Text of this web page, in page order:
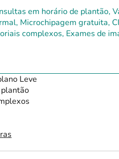
em horário de plantão,
Microchipagem gratuita,
complexos, Exames de
Leve